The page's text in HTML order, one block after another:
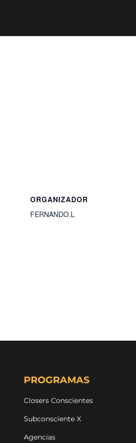
ORGANIZADOR
FERNANDO.L
PROGRAMAS
Closers Conscientes
Subconsciente X
Agencias